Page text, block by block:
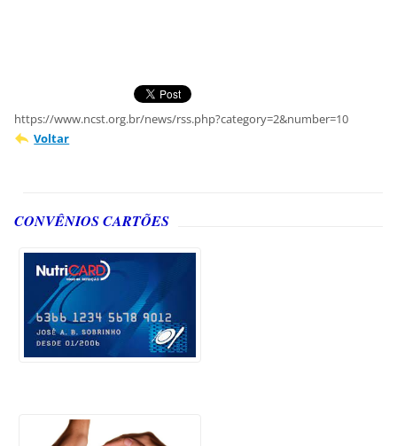
https://www.ncst.org.br/news/rss.php?category=2&number=10
Voltar
CONVÊNIOS CARTÕES